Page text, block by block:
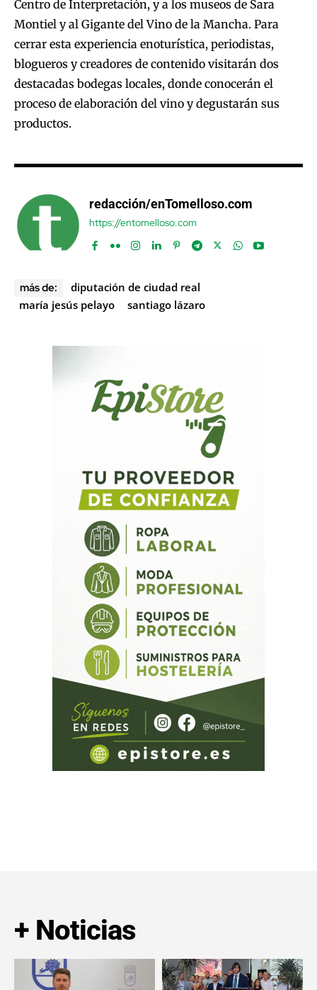
Centro de Interpretación, y a los museos de Sara
Montiel y al Gigante del Vino de la Mancha. Para
cerrar esta experiencia enoturística, periodistas,
blogueros y creadores de contenido visitarán dos
destacadas bodegas locales, donde conocerán el
proceso de elaboración del vino y degustarán sus
productos.
redacción/enTomelloso.com
https://entomelloso.com
más de:
diputación de ciudad real
maría jesús pelayo
santiago lázaro
+ Noticias